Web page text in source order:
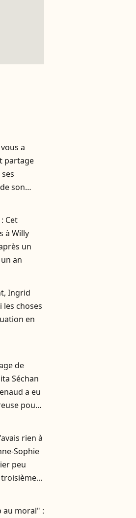
a
partage
son
Laure
Cet
à Willy
un
an
Ingrid
les choses
en
de
Séchan
a eu
pour
rien à
Sophie
peu
au moral" :